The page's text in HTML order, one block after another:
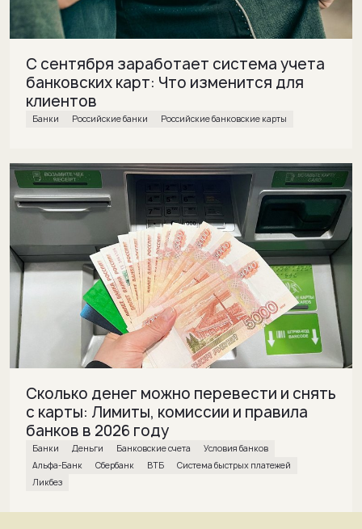
С сентября заработает система учета
банковских карт: Что изменится для
клиентов
банки Российские банки Российские банковские карты
Сколько денег можно перевести и снять
с карты: Лимиты, комиссии и правила
банков в 2026 году
банки деньги банковские счета
условия банков
Альфа-Банк
Сбербанк ВТБ
Система быстрых платежей
Ликбез